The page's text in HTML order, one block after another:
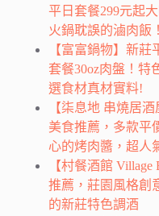
平日套餐299元起
火鍋耽誤的滷肉飯！
【富富鍋物】新
套餐30oz肉盤！特
選食材真材實料!
【柒息地 串燒居
美食推薦，多款平
心的烤肉醬，超人
【村餐酒館
推薦，莊園風格創
的新莊特色調酒